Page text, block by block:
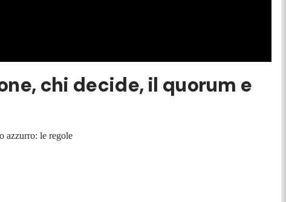
chi decide, il quorum e
azzurro: le regole